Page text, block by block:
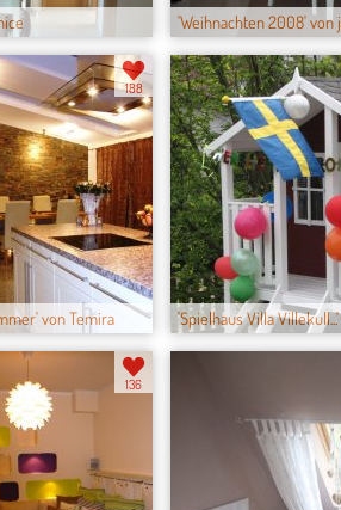
'Weihnachten 2008' von
von Temira
188
'Spielhaus Villa Villekull...'
136